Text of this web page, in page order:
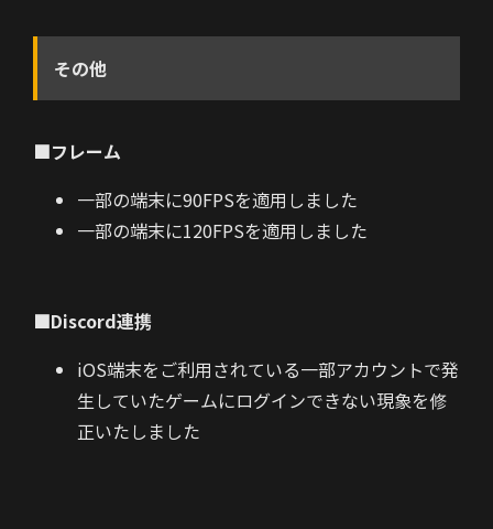
その他
■フレーム
一部の端末に90FPSを適用しました
一部の端末に120FPSを適用しました
■Discord連携
iOS端末をご利用されている一部アカウントで発
生していたゲームにログインできない現象を修
正いたしました